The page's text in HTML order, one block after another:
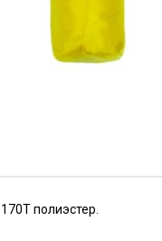
полиэстер.